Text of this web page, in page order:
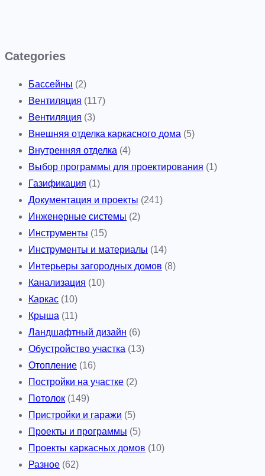
Categories
Бассейны (2)
Вентиляция (117)
Вентиляция (3)
Внешняя отделка каркасного дома (5)
Внутренняя отделка (4)
Выбор программы для проектирования (1)
Газификация (1)
Документация и проекты (241)
Инженерные системы (2)
Инструменты (15)
Инструменты и материалы (14)
Интерьеры загородных домов (8)
Канализация (10)
Каркас (10)
Крыша (11)
Ландшафтный дизайн (6)
Обустройство участка (13)
Отопление (16)
Постройки на участке (2)
Потолок (149)
Пристройки и гаражи (5)
Проекты и программы (5)
Проекты каркасных домов (10)
Разное (62)